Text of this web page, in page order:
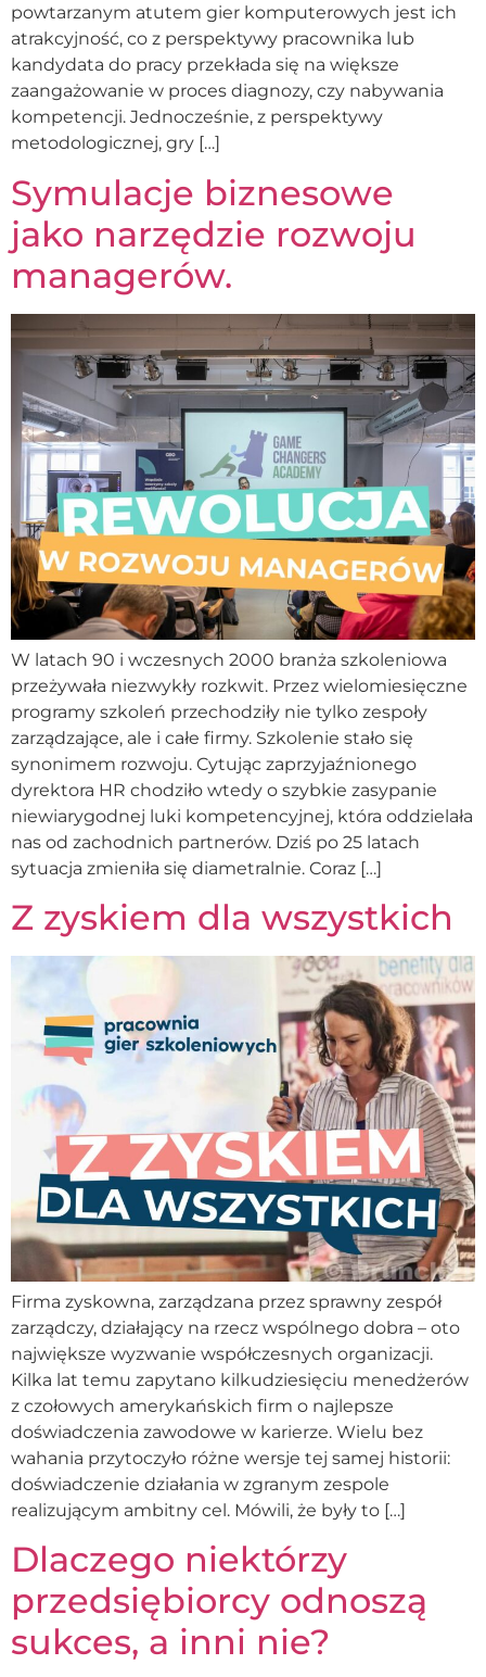
powtarzanym atutem gier komputerowych jest ich
atrakcyjność, co z perspektywy pracownika lub
kandydata do pracy przekłada się na większe
zaangażowanie w proces diagnozy, czy nabywania
kompetencji. Jednocześnie, z perspektywy
metodologicznej, gry […]
Symulacje biznesowe
jako narzędzie rozwoju
managerów.
W latach 90 i wczesnych 2000 branża szkoleniowa
przeżywała niezwykły rozkwit. Przez wielomiesięczne
programy szkoleń przechodziły nie tylko zespoły
zarządzające, ale i całe firmy. Szkolenie stało się
synonimem rozwoju. Cytując zaprzyjaźnionego
dyrektora HR chodziło wtedy o szybkie zasypanie
niewiarygodnej luki kompetencyjnej, która oddzielała
nas od zachodnich partnerów. Dziś po 25 latach
sytuacja zmieniła się diametralnie. Coraz […]
Z zyskiem dla wszystkich
Firma zyskowna, zarządzana przez sprawny zespół
zarządczy, działający na rzecz wspólnego dobra – oto
największe wyzwanie współczesnych organizacji.
Kilka lat temu zapytano kilkudziesięciu menedżerów
z czołowych amerykańskich firm o najlepsze
doświadczenia zawodowe w karierze. Wielu bez
wahania przytoczyło różne wersje tej samej historii:
doświadczenie działania w zgranym zespole
realizującym ambitny cel. Mówili, że były to […]
Dlaczego niektórzy
przedsiębiorcy odnoszą
sukces, a inni nie?